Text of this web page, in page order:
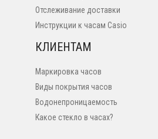
Отслеживание доставки
Инструкции к часам Casio
КЛИЕНТАМ
Маркировка часов
Виды покрытия часов
Водонепроницаемость
Какое стекло в часах?